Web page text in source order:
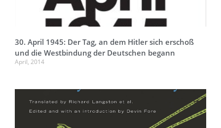
30. April 1945: Der Tag, an dem Hitler sich erschoß
und die Westbindung der Deutschen begann
April, 2014